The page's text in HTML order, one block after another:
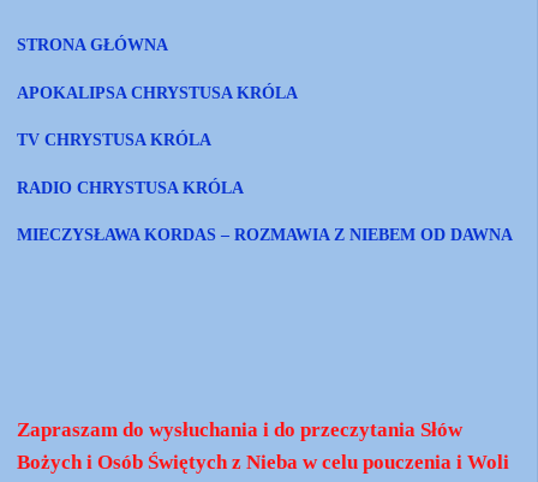
STRONA GŁÓWNA
APOKALIPSA CHRYSTUSA KRÓLA
TV CHRYSTUSA KRÓLA
RADIO CHRYSTUSA KRÓLA
MIECZYSŁAWA KORDAS – ROZMAWIA Z NIEBEM OD DAWNA
Zapraszam do wysłuchania i do przeczytania Słów
Bożych i Osób Świętych z Nieba w celu pouczenia i Woli